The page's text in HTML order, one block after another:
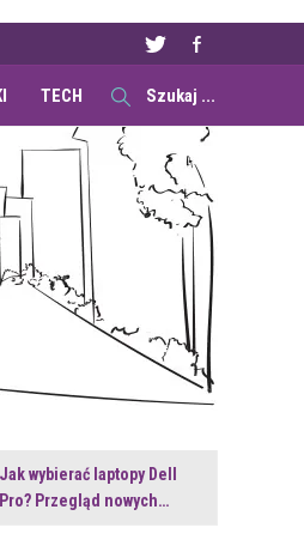
TECH
Jak wybierać laptopy Dell
Pro? Przegląd nowych…